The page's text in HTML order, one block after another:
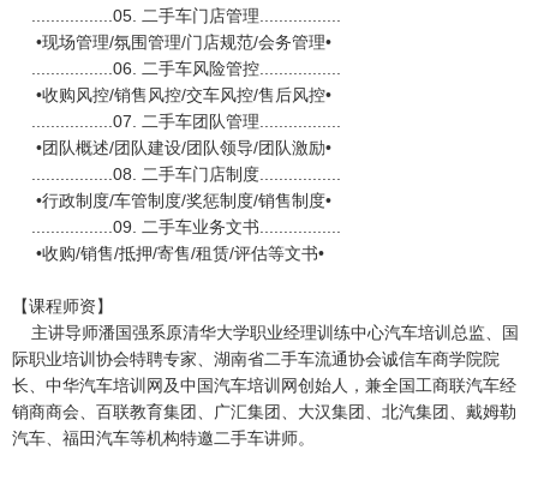
.................05. 二手车门店管理.................
•现场管理/氛围管理/门店规范/会务管理•
.................06. 二手车风险管控.................
•收购风控/销售风控/交车风控/售后风控•
.................07. 二手车团队管理.................
•团队概述/团队建设/团队领导/团队激励•
.................08. 二手车门店制度.................
•行政制度/车管制度/奖惩制度/销售制度•
.................09. 二手车业务文书.................
•收购/销售/抵押/寄售/租赁/评估等文书•
【课程师资】
主讲导师潘国强系原清华大学职业经理训练中心汽车培训总监、国
际职业培训协会特聘专家、湖南省二手车流通协会诚信车商学院院
长、中华汽车培训网及中国汽车培训网创始人，兼全国工商联汽车经
销商商会、百联教育集团、广汇集团、大汉集团、北汽集团、戴姆勒
汽车、福田汽车等机构特邀二手车讲师。